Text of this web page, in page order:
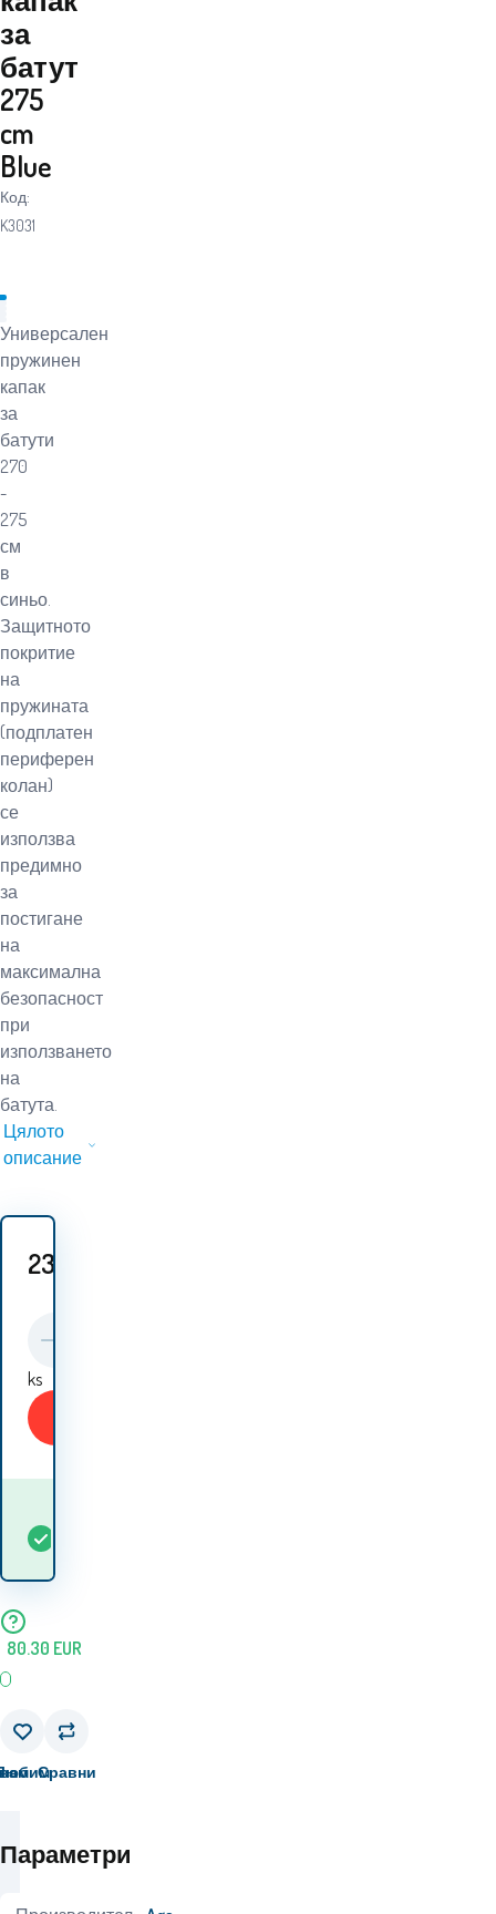
за
батут
275
cm
Blue
Код:
K3031
Универсален
пружинен
капак
за
батути
270
-
275
см
в
синьо.
Защитното
покритие
на
пружината
(подплатен
периферен
колан)
се
използва
предимно
за
постигане
на
максимална
безопасност
при
използването
на
батута.
Цялото
описание
23.90
ks
80.30 EUR
Сравни
Параметри